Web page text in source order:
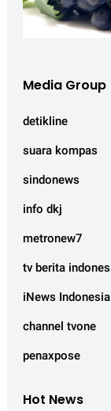
Media Group
detikline
suara kompas
sindonews
info dkj
metronew7
tv berita
iNews Indonesia
channel tvone
penaxpose
Hot News